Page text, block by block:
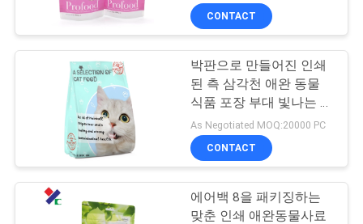
을
요
통렬한 반박 주머니
포장
21
CONTACT
박판으로 만들어진 인쇄
된 측 삼각천 애완 동물
식품 포장 부대 빛나는 끝
마무리
As Negotiated MOQ:20000 PC
CONTACT
에어백 8을 패키징하는
맞춘 인쇄 애완동물사료